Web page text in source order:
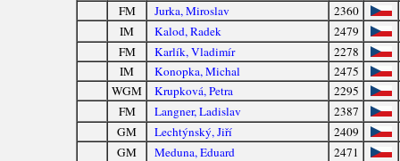
FM
Jurka, Miroslav
2360
IM
Kalod, Radek
2479
FM
Karlík, Vladimír
2278
IM
Konopka, Michal
2475
WGM
Krupková, Petra
2295
FM
Langner, Ladislav
2387
GM
Lechtýnský, Jiří
2409
GM
Meduna, Eduard
2471